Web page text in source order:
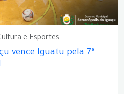
e Esportes
vence Iguatu pela 7ª